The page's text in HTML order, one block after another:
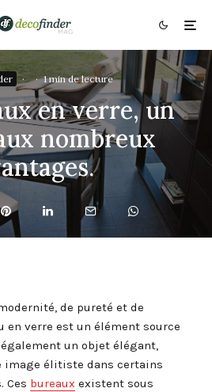
· · 1 min de lecture
en verre, un
nombreux
de pureté et de
en verre est un élément source
un objet élégant,
image élitiste dans certains
Ces bureaux existent sous